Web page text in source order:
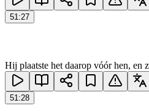
51:27
Hij plaatste het daarop vóór hen, en
51:28